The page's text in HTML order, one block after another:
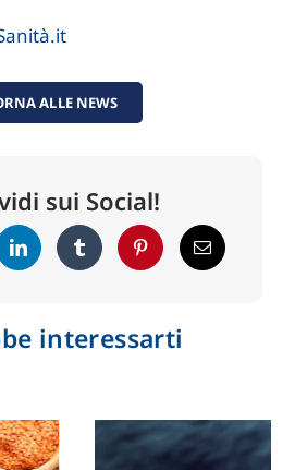
ALLE NEWS
sui Social!
interessarti